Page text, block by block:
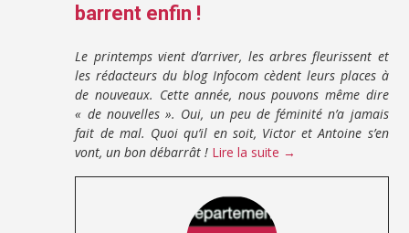
barrent enfin !
Le printemps vient d’arriver, les arbres fleurissent et
les rédacteurs du blog Infocom cèdent leurs places à
de nouveaux. Cette année, nous pouvons même dire
« de nouvelles ». Oui, un peu de féminité n’a jamais
fait de mal. Quoi qu’il en soit, Victor et Antoine s’en
vont, un bon débarrât ! Lire la suite →